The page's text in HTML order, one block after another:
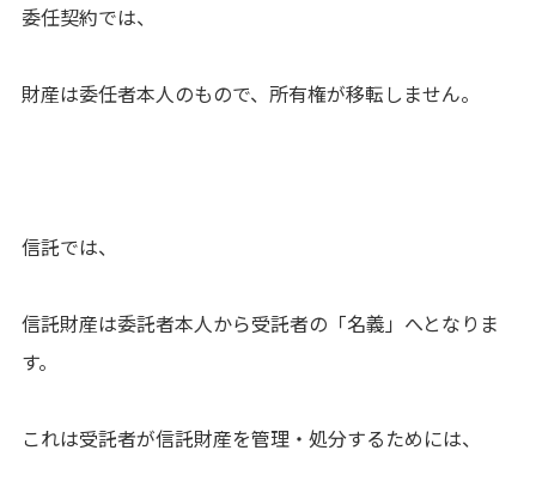
委任契約では、
財産は委任者本人のもので、所有権が移転しません。
信託では、
信託財産は委託者本人から受託者の「名義」へとなりま
す。
これは受託者が信託財産を管理・処分するためには、